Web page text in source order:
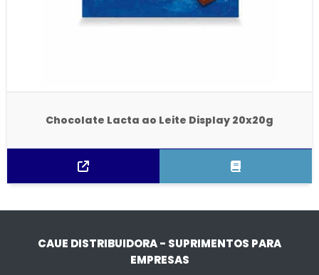
Chocolate Lacta ao Leite Display 20x20g
CAUE DISTRIBUIDORA - SUPRIMENTOS PARA
EMPRESAS